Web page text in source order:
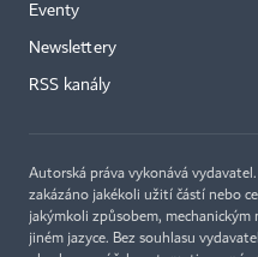
Eventy
Newslettery
RSS kanály
Autorská práva vykonává
zakázáno jakékoli užití částí nebo
jakýmkoli způsobem,
jiném jazyce. Bez souhlasu